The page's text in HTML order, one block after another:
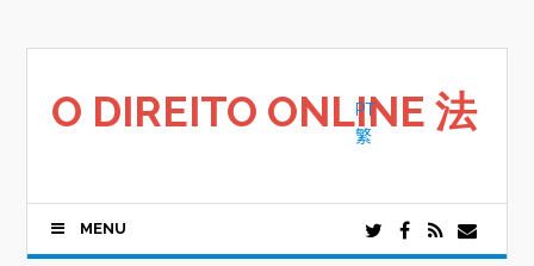
O DIREITO ONLINE 法
PT
繁
MENU